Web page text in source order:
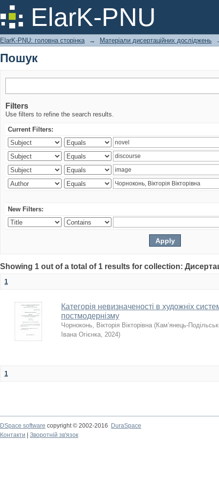
ElarK-PNU
Пошук
ElarK-PNU: головна сторінка → Матеріали дисертаційних досліджень
Пошук
Filters
Use filters to refine the search results.
Current Filters:
New Filters:
Showing 1 out of a total of 1 results for collection:
1
Категорія невизначеності в художніх
постмодернізму
Чорноконь, Вікторія Вікторівна (Кам’янець-
Івана Огієнка, 2024)
1
DSpace software copyright © 2002-2016
DuraSpace
Контакти
Зворотній зв'язок